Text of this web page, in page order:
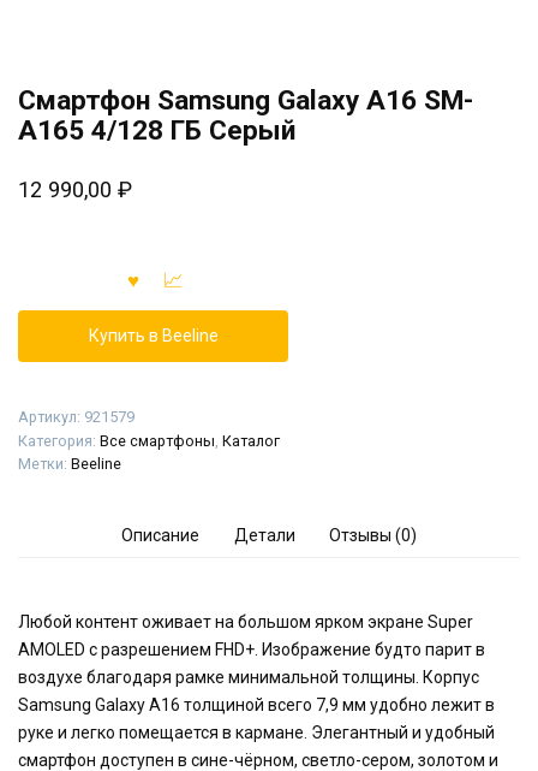
Смартфон Samsung Galaxy A16 SM-
A165 4/128 ГБ Серый
12 990,00 ₽
Купить в Beeline
Артикул: 921579
Категория: Все смартфоны Каталог
Метки: Beeline
Описание Детали Отзывы (0)
Любой контент оживает на большом ярком экране Super
AMOLED с разрешением FHD+. Изображение будто парит в
воздухе благодаря рамке минимальной толщины. Корпус
Samsung Galaxy A16 толщиной всего 7,9 мм удобно лежит в
руке и легко помещается в кармане. Элегантный и удобный
смартфон доступен в сине-чёрном, светло-сером, золотом и